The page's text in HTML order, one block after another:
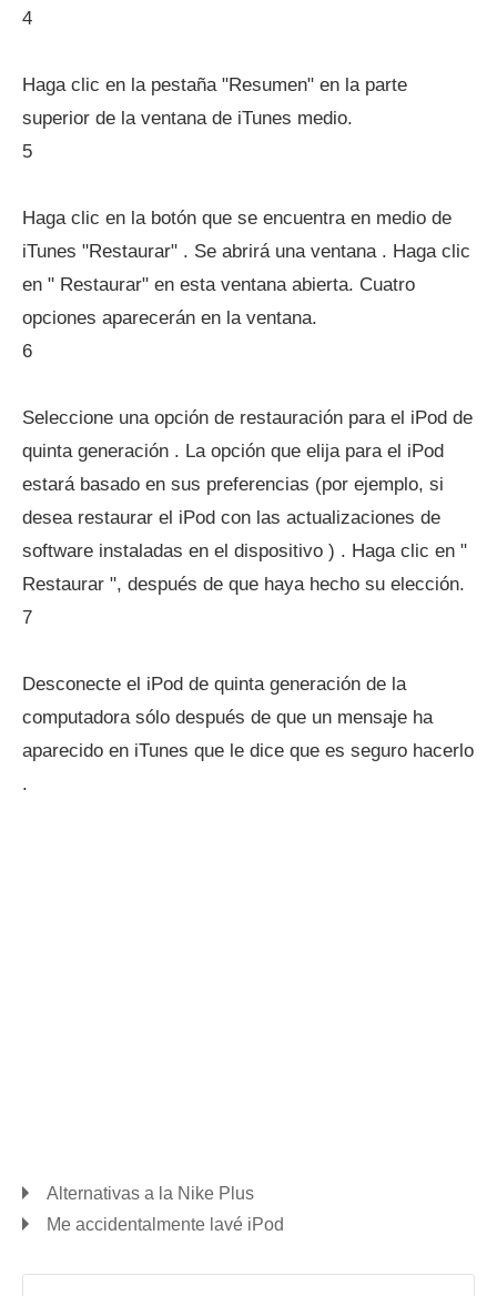
4
Haga clic en la pestaña "Resumen" en la parte
superior de la ventana de iTunes medio.
5
Haga clic en la botón que se encuentra en medio de
iTunes "Restaurar" . Se abrirá una ventana . Haga clic
en " Restaurar" en esta ventana abierta. Cuatro
opciones aparecerán en la ventana.
6
Seleccione una opción de restauración para el iPod de
quinta generación . La opción que elija para el iPod
estará basado en sus preferencias (por ejemplo, si
desea restaurar el iPod con las actualizaciones de
software instaladas en el dispositivo ) . Haga clic en "
Restaurar ", después de que haya hecho su elección.
7
Desconecte el iPod de quinta generación de la
computadora sólo después de que un mensaje ha
aparecido en iTunes que le dice que es seguro hacerlo
.
Alternativas a la Nike Plus
Me accidentalmente lavé iPod